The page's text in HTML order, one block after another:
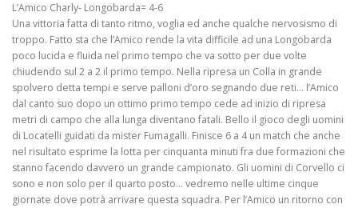
L’Amico Charly- Longobarda= 4-6
Una vittoria fatta di tanto ritmo, voglia ed anche qualche nervosismo di
troppo. Fatto sta che l’Amico rende la vita difficile ad una Longobarda
poco lucida e fluida nel primo tempo che va sotto per due volte
chiudendo sul 2 a 2 il primo tempo. Nella ripresa un Colla in grande
spolvero detta tempi e serve palloni d’oro segnando due reti… l’Amico
dal canto suo dopo un ottimo primo tempo cede ad inizio di ripresa
metri di campo che alla lunga diventano fatali. Bello il gioco degli uomini
di Locatelli guidati da mister Fumagalli. Finisce 6 a 4 un match che anche
nel risultato esprime la lotta per cinquanta minuti fra due formazioni che
stanno facendo davvero un grande campionato. Gli uomini di Corvello ci
sono e non solo per il quarto posto… vedremo nelle ultime cinque
giornate dove potrà arrivare questa squadra. Per l’Amico un ritorno con